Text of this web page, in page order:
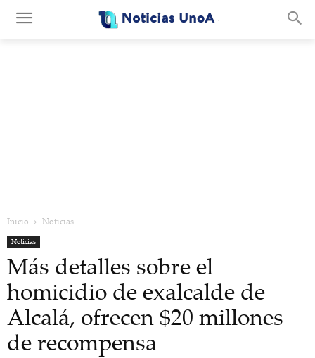
Inicio Noticias
Noticias
Más detalles sobre el
homicidio de exalcalde de
Alcalá, ofrecen $20 millones
de recompensa